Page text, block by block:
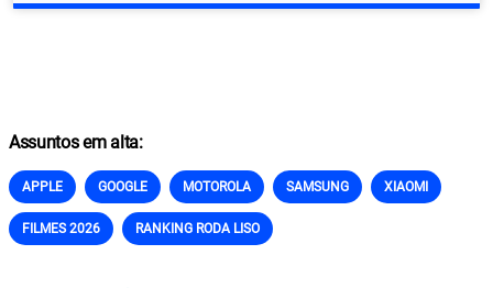
Assuntos em alta:
APPLE GOOGLE MOTOROLA SAMSUNG XIAOMI
FILMES 2026 RANKING RODA LISO